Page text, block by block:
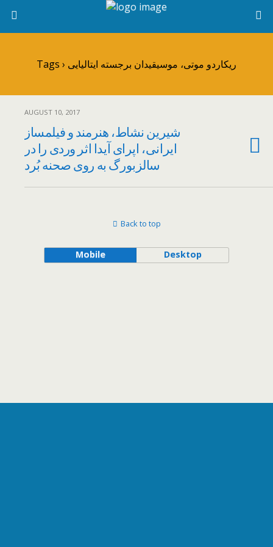
Tags › ریکاردو موتی، موسیقیدان برجسته ایتالیایی
AUGUST 10, 2017
شیرین نشاط، هنرمند و فیلمساز
ایرانی، اپرای آیدا اثر وردی را در
سالزبورگ به روی صحنه بُرد
Back to top
Mobile Desktop